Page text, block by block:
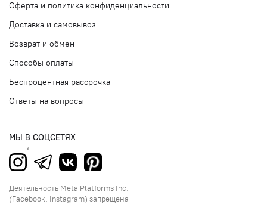
Оферта и политика конфиденциальности
Доставка и самовывоз
Возврат и обмен
Способы оплаты
Беспроцентная рассрочка
Ответы на вопросы
МЫ В СОЦСЕТЯХ
Деятельность Meta Platforms Inc.
(Facebook, Instagram) запрещена